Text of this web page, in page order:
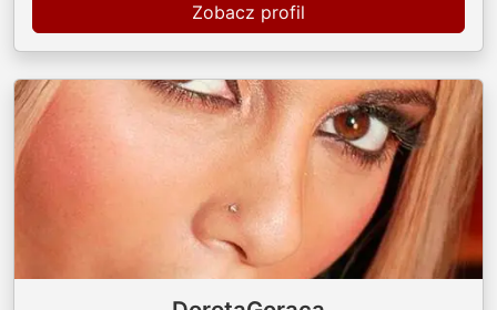
Zobacz profil